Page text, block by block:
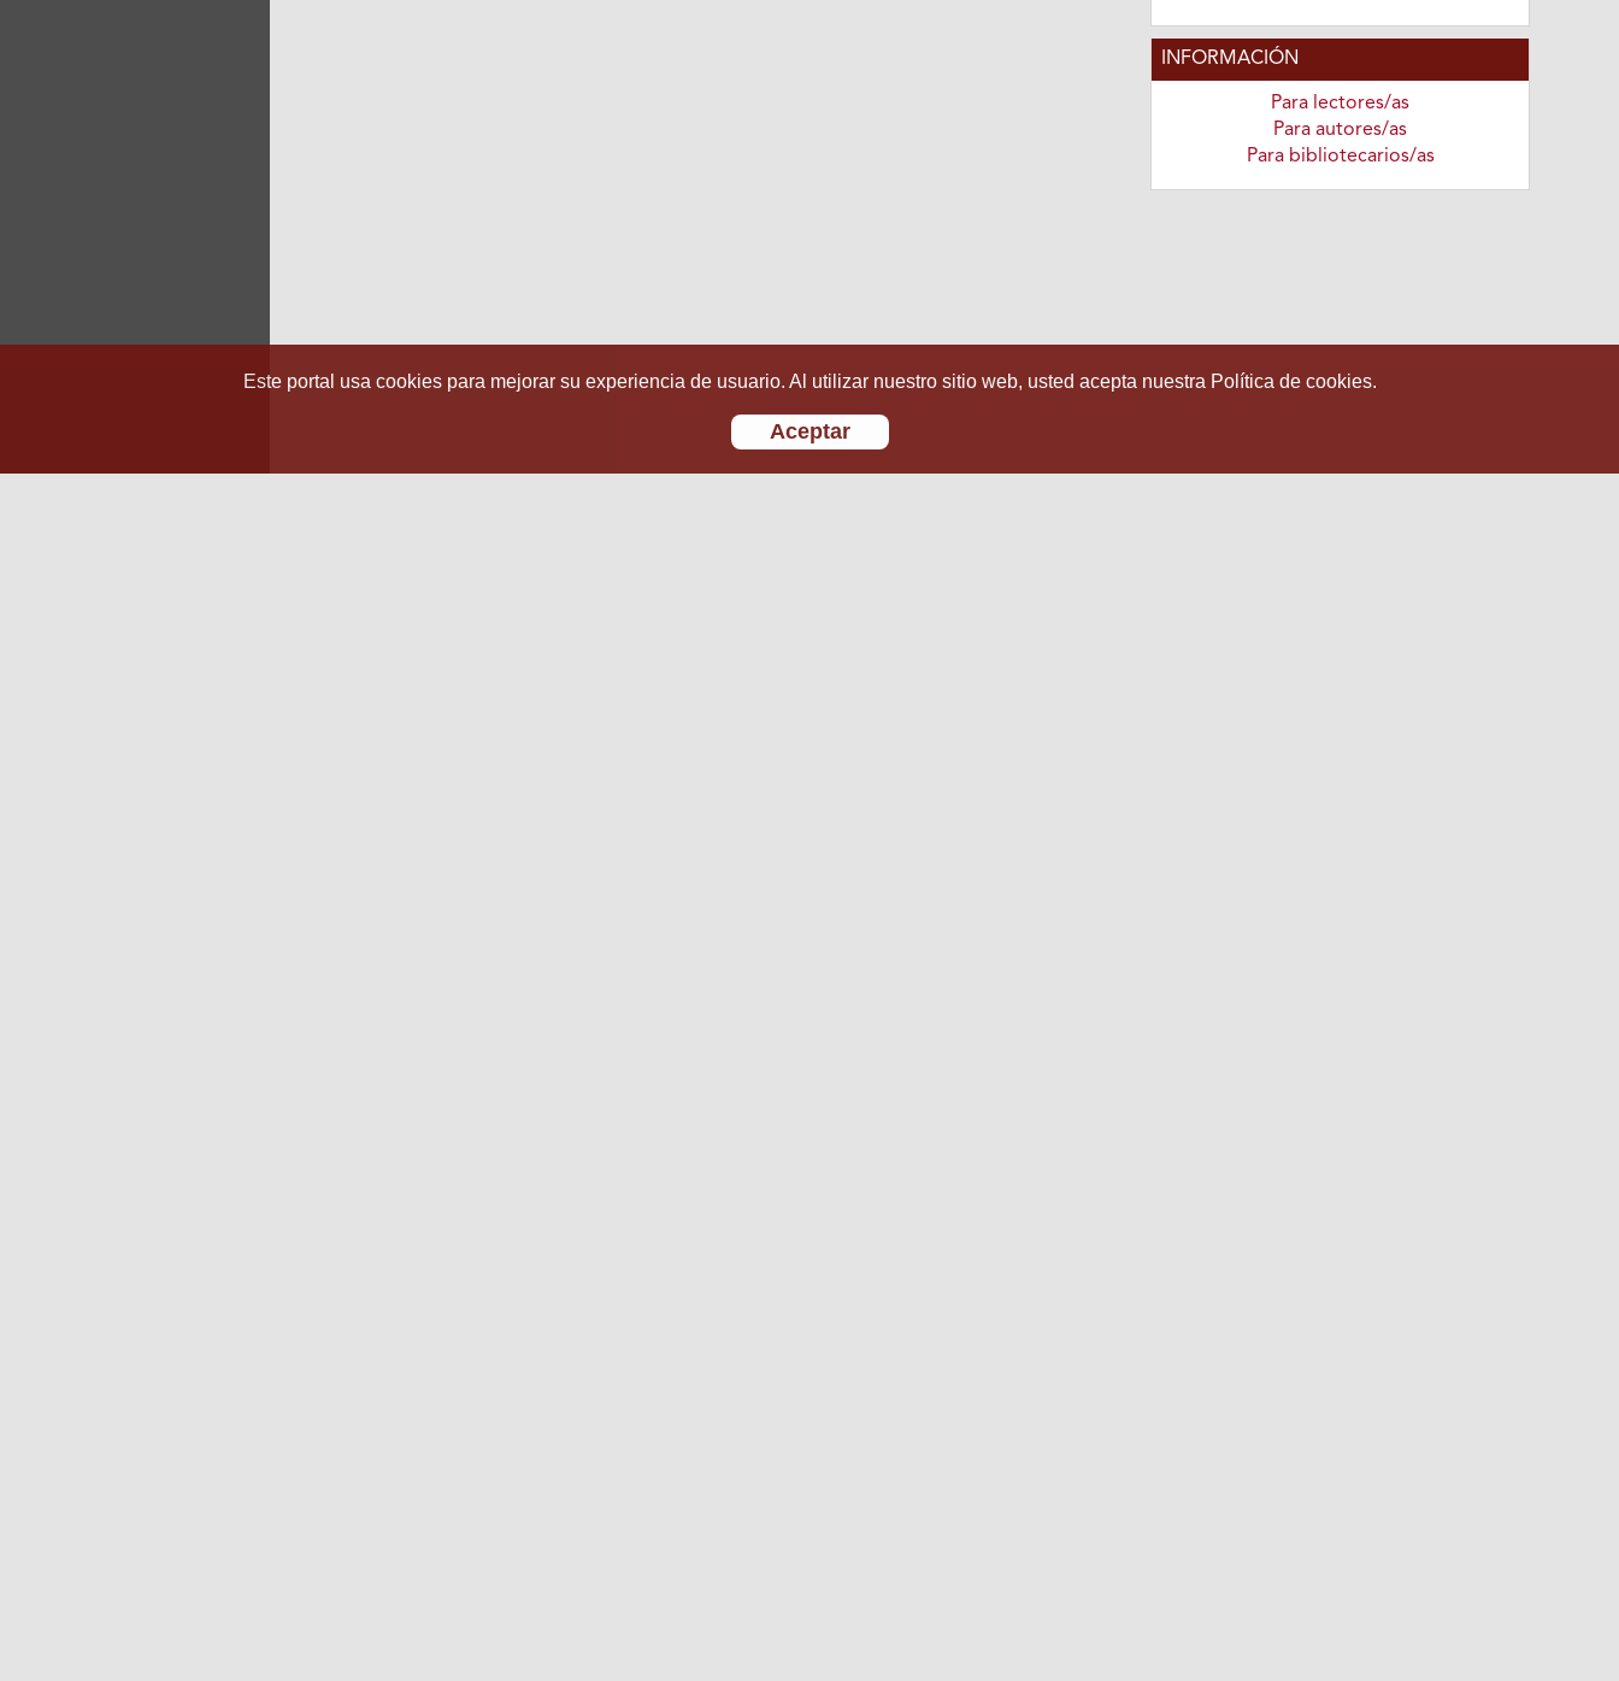
INFORMACIÓN
Para lectores/as
Para autores/as
Para bibliotecarios/as
Este portal usa cookies para mejorar su experiencia de usuario. Al utilizar nuestro sitio web, usted acepta nuestra Política de cookies.
Aceptar